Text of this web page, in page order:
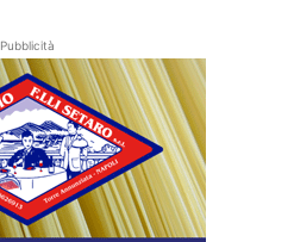
Pubblicità